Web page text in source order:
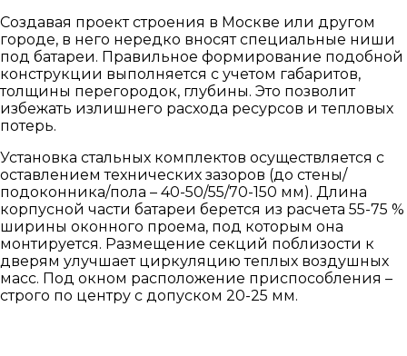
Создавая проект строения в Москве или другом
городе, в него нередко вносят специальные ниши
под батареи. Правильное формирование подобной
конструкции выполняется с учетом габаритов,
толщины перегородок, глубины. Это позволит
избежать излишнего расхода ресурсов и тепловых
потерь.
Установка стальных комплектов осуществляется с
оставлением технических зазоров (до стены/
подоконника/пола – 40-50/55/70-150 мм). Длина
корпусной части батареи берется из расчета 55-75 %
ширины оконного проема, под которым она
монтируется. Размещение секций поблизости к
дверям улучшает циркуляцию теплых воздушных
масс. Под окном расположение приспособления –
строго по центру с допуском 20-25 мм.